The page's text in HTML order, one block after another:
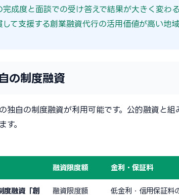
完成度と面談での受け答えで結果が大きく変わ
て支援する創業融資代行の活用価値が高い地域
の制度融資
独自の制度融資が利用可能です。公的融資と
す。
融資限度額 金利・保証料
度融資「創
融資限度額
低金利・信用保証料